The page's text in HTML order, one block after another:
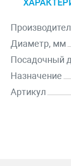
Диаметр, мм
Посадочный
Назначение
Артикул